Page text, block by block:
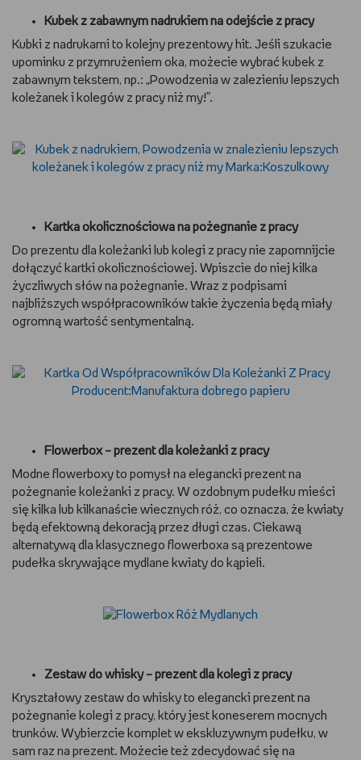
Kubek z zabawnym nadrukiem na odejście z pracy
Kubki z nadrukami to kolejny prezentowy hit. Jeśli szukacie
upominku z przymrużeniem oka, możecie wybrać kubek z
zabawnym tekstem, np.: „Powodzenia w zalezieniu lepszych
koleżanek i kolegów z pracy niż my!”.
Kartka okolicznościowa na pożegnanie z pracy
Do prezentu dla koleżanki lub kolegi z pracy nie zapomnijcie
dołączyć kartki okolicznościowej. Wpiszcie do niej kilka
życzliwych słów na pożegnanie. Wraz z podpisami
najbliższych współpracowników takie życzenia będą miały
ogromną wartość sentymentalną.
Flowerbox – prezent dla koleżanki z pracy
Modne flowerboxy to pomysł na elegancki prezent na
pożegnanie koleżanki z pracy. W ozdobnym pudełku mieści
się kilka lub kilkanaście wiecznych róż, co oznacza, że kwiaty
będą efektowną dekoracją przez długi czas. Ciekawą
alternatywą dla klasycznego flowerboxa są prezentowe
pudełka skrywające mydlane kwiaty do kąpieli.
Zestaw do whisky – prezent dla kolegi z pracy
Kryształowy zestaw do whisky to elegancki prezent na
pożegnanie kolegi z pracy, który jest koneserem mocnych
trunków. Wybierzcie komplet w ekskluzywnym pudełku, w
sam raz na prezent. Możecie też zdecydować się na